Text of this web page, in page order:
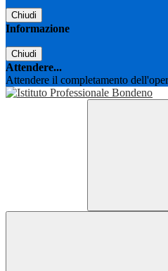
Chiudi
Informazione
Chiudi
Attendere...
Attendere il completamento